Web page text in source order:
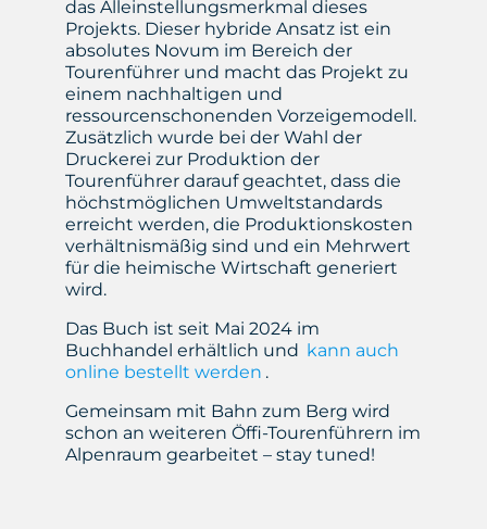
das Alleinstellungsmerkmal dieses
Projekts. Dieser hybride Ansatz ist ein
absolutes Novum im Bereich der
Tourenführer und macht das Projekt zu
einem nachhaltigen und
ressourcenschonenden Vorzeigemodell.
Zusätzlich wurde bei der Wahl der
Druckerei zur Produktion der
Tourenführer darauf geachtet, dass die
höchstmöglichen Umweltstandards
erreicht werden, die Produktionskosten
verhältnismäßig sind und ein Mehrwert
für die heimische Wirtschaft generiert
wird.
Das Buch ist seit Mai 2024 im
Buchhandel erhältlich und kann auch
online bestellt werden .
Gemeinsam mit Bahn zum Berg wird
schon an weiteren Öffi-Tourenführern im
Alpenraum gearbeitet – stay tuned!